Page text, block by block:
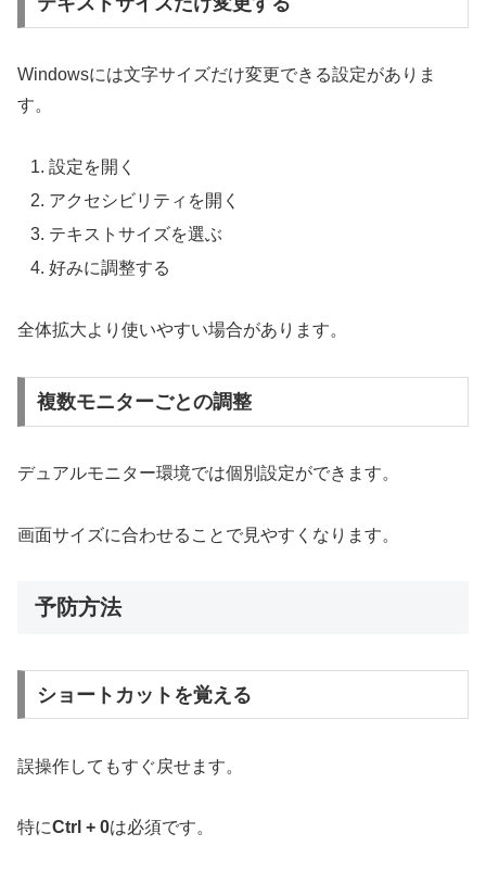
Windowsには文字サイズだけ変更できる設定がありま
す。
設定を開く
アクセシビリティを開く
テキストサイズを選ぶ
好みに調整する
全体拡大より使いやすい場合があります。
複数モニターごとの調整
デュアルモニター環境では個別設定ができます。
画面サイズに合わせることで見やすくなります。
予防方法
ショートカットを覚える
誤操作してもすぐ戻せます。
特にCtrl + 0は必須です。